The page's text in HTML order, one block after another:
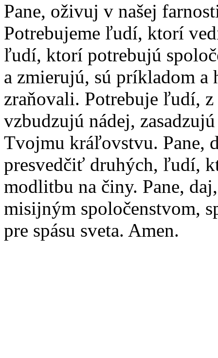
Pane, oživuj v našej
Potrebujeme ľudí, ktorí
ľudí, ktorí potrebujú
a zmierujú, sú príkladom a
zraňovali. Potrebuje ľudí,
vzbudzujú nádej,
Tvojmu kráľovstvu. Pane,
presvedčiť druhých, ľudí,
modlitbu na činy. Pane,
misijným spoločenstvom,
pre spásu sveta. Amen.